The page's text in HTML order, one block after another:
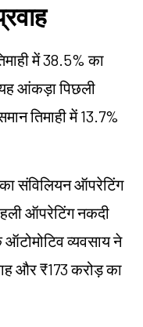
में 38.5% का
आंकड़ा पिछली
तिमाही में 13.7%
का संविलियन ऑपरेटिंग
ऑपरेटिंग नकदी
व्यवसाय ने
और ₹173 करोड़ का